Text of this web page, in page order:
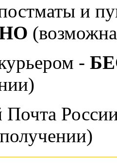
и
-
Почта